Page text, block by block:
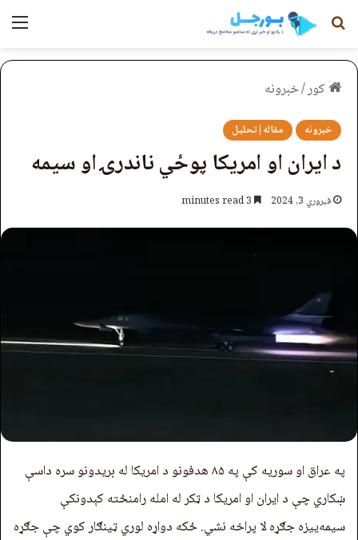
لټون
کور/خبرونه
خبرونه مقاله|تحلیل
د ایران او امریکا پوځي ناندرۍ او سیمه
فبروري 3, 2024
په عراق او سوریه کې په ۸۵ هدفونو د امریکا له بریدونو سره داسې
ښکاري چې د ایران او امریکا د ټکر له امله رامنځته کېدونکې
سیمه‌یيزه جګړه لا پراخه نشي. ځکه دواړه لوري ټینګار کوي چې جګړه